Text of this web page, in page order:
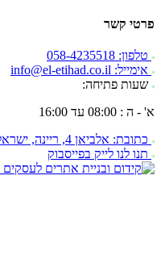
פרטי קשר
טלפון: 058-4235518
אימייל: info@el-etihad.co.il
שעות פתיחה:
א' - ה : 08:00 עד 16:00
כתובת: אלביאן 4, ריינה, ישראל
תנו לנו לייק בפייסבוק